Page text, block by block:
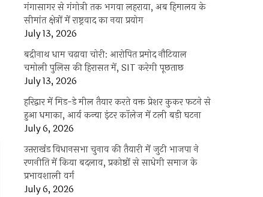
गंगासागर से गंगोत्री तक भगवा लहराया, अब हिमालय के
सीमांत क्षेत्रों में राष्ट्रवाद का नया प्रयोग
July 13, 2026
बद्रीनाथ धाम चढ़ावा चोरी: आरोपित प्रमोद नौटियाल
चमोली पुलिस की हिरासत में, SIT करेगी पूछताछ
July 13, 2026
हरिद्वार में मिड-डे मील तैयार करते वक्त प्रेशर कुकर फटने से
हुआ धमाका, आर्य कन्या इंटर कॉलेज में टली बड़ी घटना
July 6, 2026
उत्तराखंंड विधानसभा चुनाव की तैयारी में जुटी भाजपा ने
रणनीति में किया बदलाव, प्रकोष्ठों से साधेगी समाज के
प्रभावशाली वर्ग
July 6, 2026